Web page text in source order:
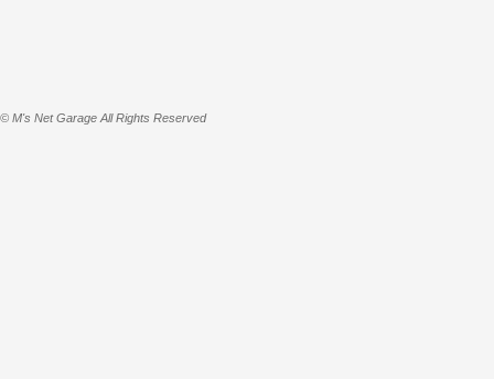
© M's Net Garage All Rights Reserved